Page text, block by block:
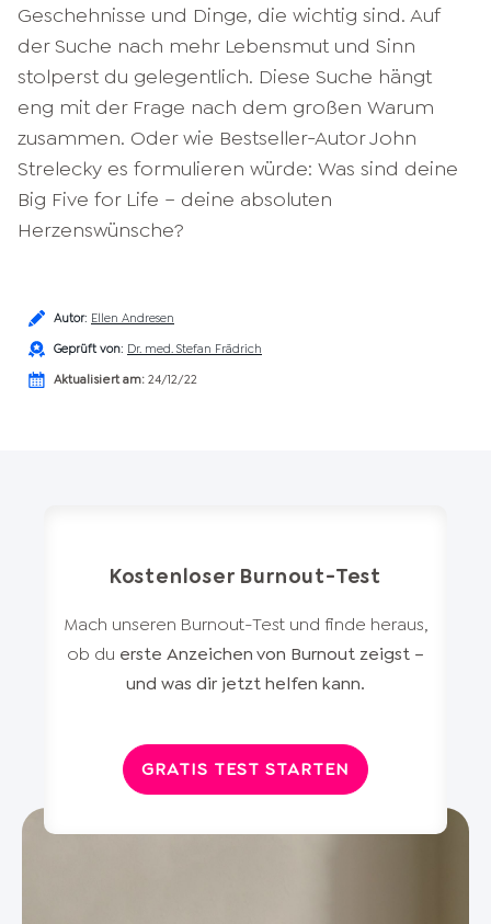
Geschehnisse und Dinge, die wichtig sind. Auf
der Suche nach mehr Lebensmut und Sinn
stolperst du gelegentlich. Diese Suche hängt
eng mit der Frage nach dem großen Warum
zusammen. Oder wie Bestseller-Autor John
Strelecky es formulieren würde: Was sind deine
Big Five for Life – deine absoluten
Herzenswünsche?
Autor: Ellen Andresen
Geprüft von: Dr. med. Stefan Frädrich
Aktualisiert am: 24/12/22
Kostenloser Burnout-Test
Mach unseren Burnout-Test und finde heraus,
ob du erste Anzeichen von Burnout zeigst –
und was dir jetzt helfen kann.
GRATIS TEST STARTEN